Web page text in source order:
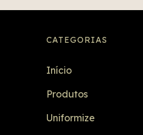
CATEGORIAS
Início
Produtos
Uniformize